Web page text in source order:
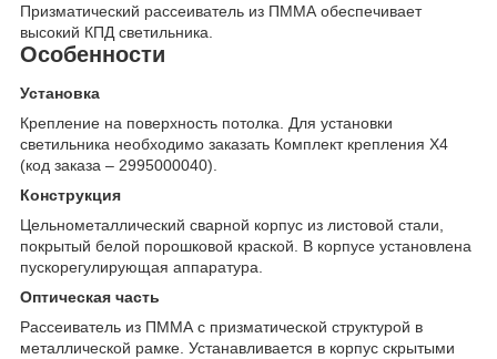
Призматический рассеиватель из ПММА обеспечивает
высокий КПД светильника.
Особенности
Установка
Крепление на поверхность потолка. Для установки
светильника необходимо заказать Комплект крепления X4
(код заказа – 2995000040).
Конструкция
Цельнометаллический сварной корпус из листовой стали,
покрытый белой порошковой краской. В корпусе установлена
пускорегулирующая аппаратура.
Оптическая часть
Рассеиватель из ПММА с призматической структурой в
металлической рамке. Устанавливается в корпус скрытыми